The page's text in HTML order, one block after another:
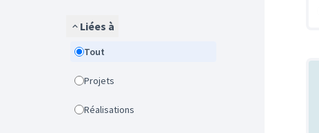
Liées à
Tout
Projets
Réalisations